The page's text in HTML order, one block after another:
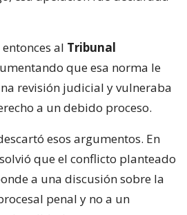
al Tribunal
que esa norma le
revisión judicial y vulneraba
a un debido proceso.
esos argumentos. En
que el conflicto planteado
a una discusión sobre la
penal y no a un